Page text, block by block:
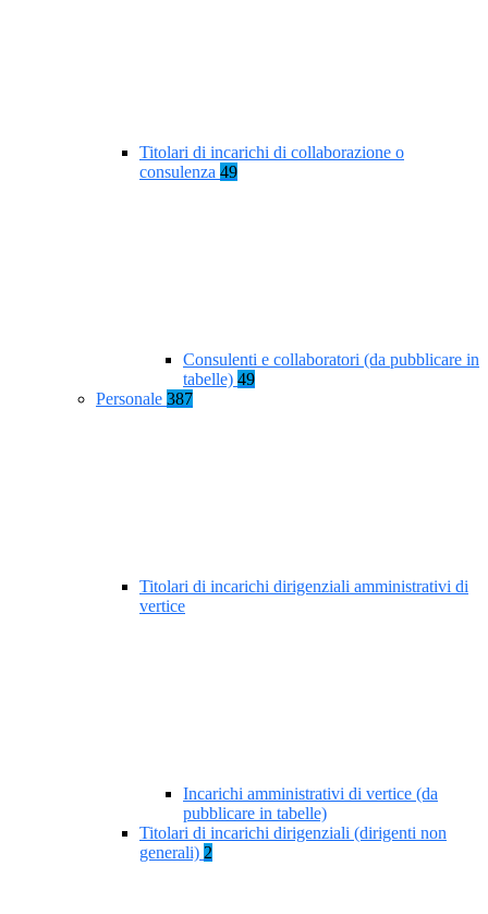
Titolari di incarichi di collaborazione o
consulenza 49
Consulenti e collaboratori (da pubblicare in
tabelle) 49
Personale 387
Titolari di incarichi dirigenziali amministrativi di
vertice
Incarichi amministrativi di vertice (da
pubblicare in tabelle)
Titolari di incarichi dirigenziali (dirigenti non
generali) 2